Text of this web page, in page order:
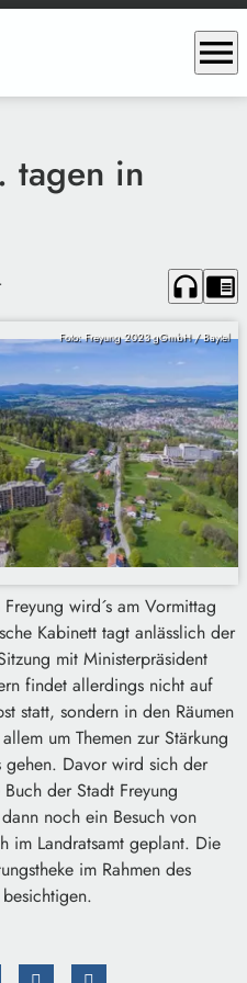
menu
tagen in
headphones chrome_reader_mode
Foto: Freyung 2023 gGmbH / Baytel
wird´s am Vormittag
Kabinett tagt anlässlich der
mit Ministerpräsident
findet allerdings nicht auf
statt, sondern in den Räumen
um Themen zur Stärkung
gehen. Davor wird sich der
der Stadt Freyung
noch ein Besuch von
im Landratsamt geplant. Die
im Rahmen des